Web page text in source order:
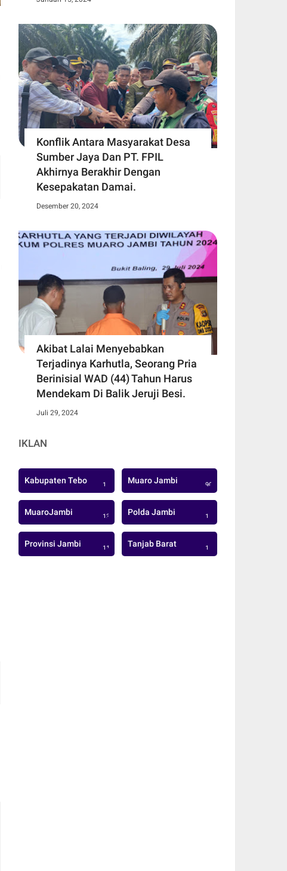
Konflik Antara Masyarakat Desa
Sumber Jaya Dan PT. FPIL
Akhirnya Berakhir Dengan
Kesepakatan Damai.
Desember 20, 2024
Akibat Lalai Menyebabkan
Terjadinya Karhutla, Seorang Pria
Berinisial WAD (44) Tahun Harus
Mendekam Di Balik Jeruji Besi.
Juli 29, 2024
IKLAN
Kabupaten Tebo 1 Muaro Jambi 906
MuaroJambi 137 Polda Jambi 1
Provinsi Jambi 113 Tanjab Barat 1